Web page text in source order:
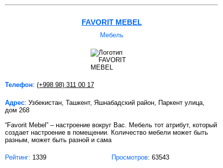
FAVORIT MEBEL
Мебель
Телефон: (+998 98) 311 00 17
Адрес: Узбекистан, Ташкент, Яшнабадский район, Паркент улица,
дом 268
“Favorit Mebel” – настроение вокруг Вас. Мебель тот атрибут, который
создает настроение в помещении. Количество мебели может быть
разным, может быть разной и сама
Рейтинг: 1339 Просмотров: 63543